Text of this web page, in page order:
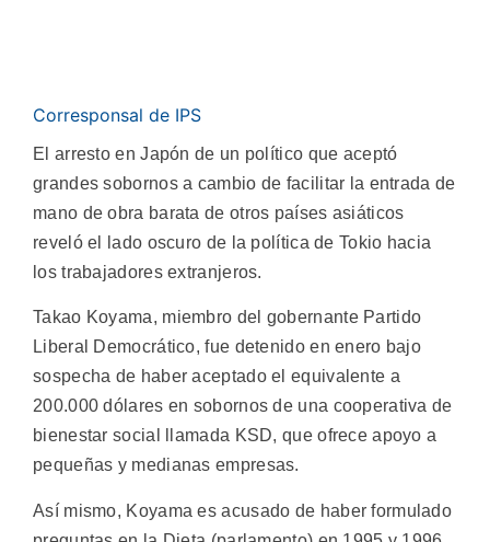
Corresponsal de IPS
El arresto en Japón de un político que aceptó
grandes sobornos a cambio de facilitar la entrada de
mano de obra barata de otros países asiáticos
reveló el lado oscuro de la política de Tokio hacia
los trabajadores extranjeros.
Takao Koyama, miembro del gobernante Partido
Liberal Democrático, fue detenido en enero bajo
sospecha de haber aceptado el equivalente a
200.000 dólares en sobornos de una cooperativa de
bienestar social llamada KSD, que ofrece apoyo a
pequeñas y medianas empresas.
Así mismo, Koyama es acusado de haber formulado